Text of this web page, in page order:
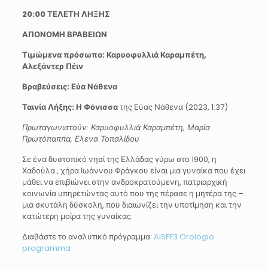
20:00 ΤΕΛΕΤΗ ΛΗΞΗΣ
ΑΠΟΝΟΜΗ ΒΡΑΒΕΙΩΝ
Τιμώμενα πρόσωπα: Καρυοφυλλιά Καραμπέτη,
Αλεξάντερ Πέιν
Βραβεύσεις: Εύα Νάθενα
Ταινία Λήξης: Η Φόνισσατης Εύας Νάθενα (2023, 1:37)
Πρωταγωνιστούν: Καρυοφυλλιά Καραμπέτη, Μαρία
Πρωτόπαππα, Ελενα Τοπαλίδου
Σε ένα δυστοπικό νησί της Ελλάδας γύρω στο 1900, η
Χαδούλα , χήρα Ιωάννου Φράγκου είναι μια γυναίκα που έχει
μάθει να επιβιώνει στην ανδροκρατούμενη, πατριαρχική
κοινωνία υπηρετώντας αυτό που της πέρασε η μητέρα της –
μια σκυτάλη δύσκολη, που διαιωνίζει την υποτίμηση και την
κατώτερη μοίρα της γυναίκας.
Διαβάστε το αναλυτικό πρόγραμμα: AISFF3 Orologio
programma